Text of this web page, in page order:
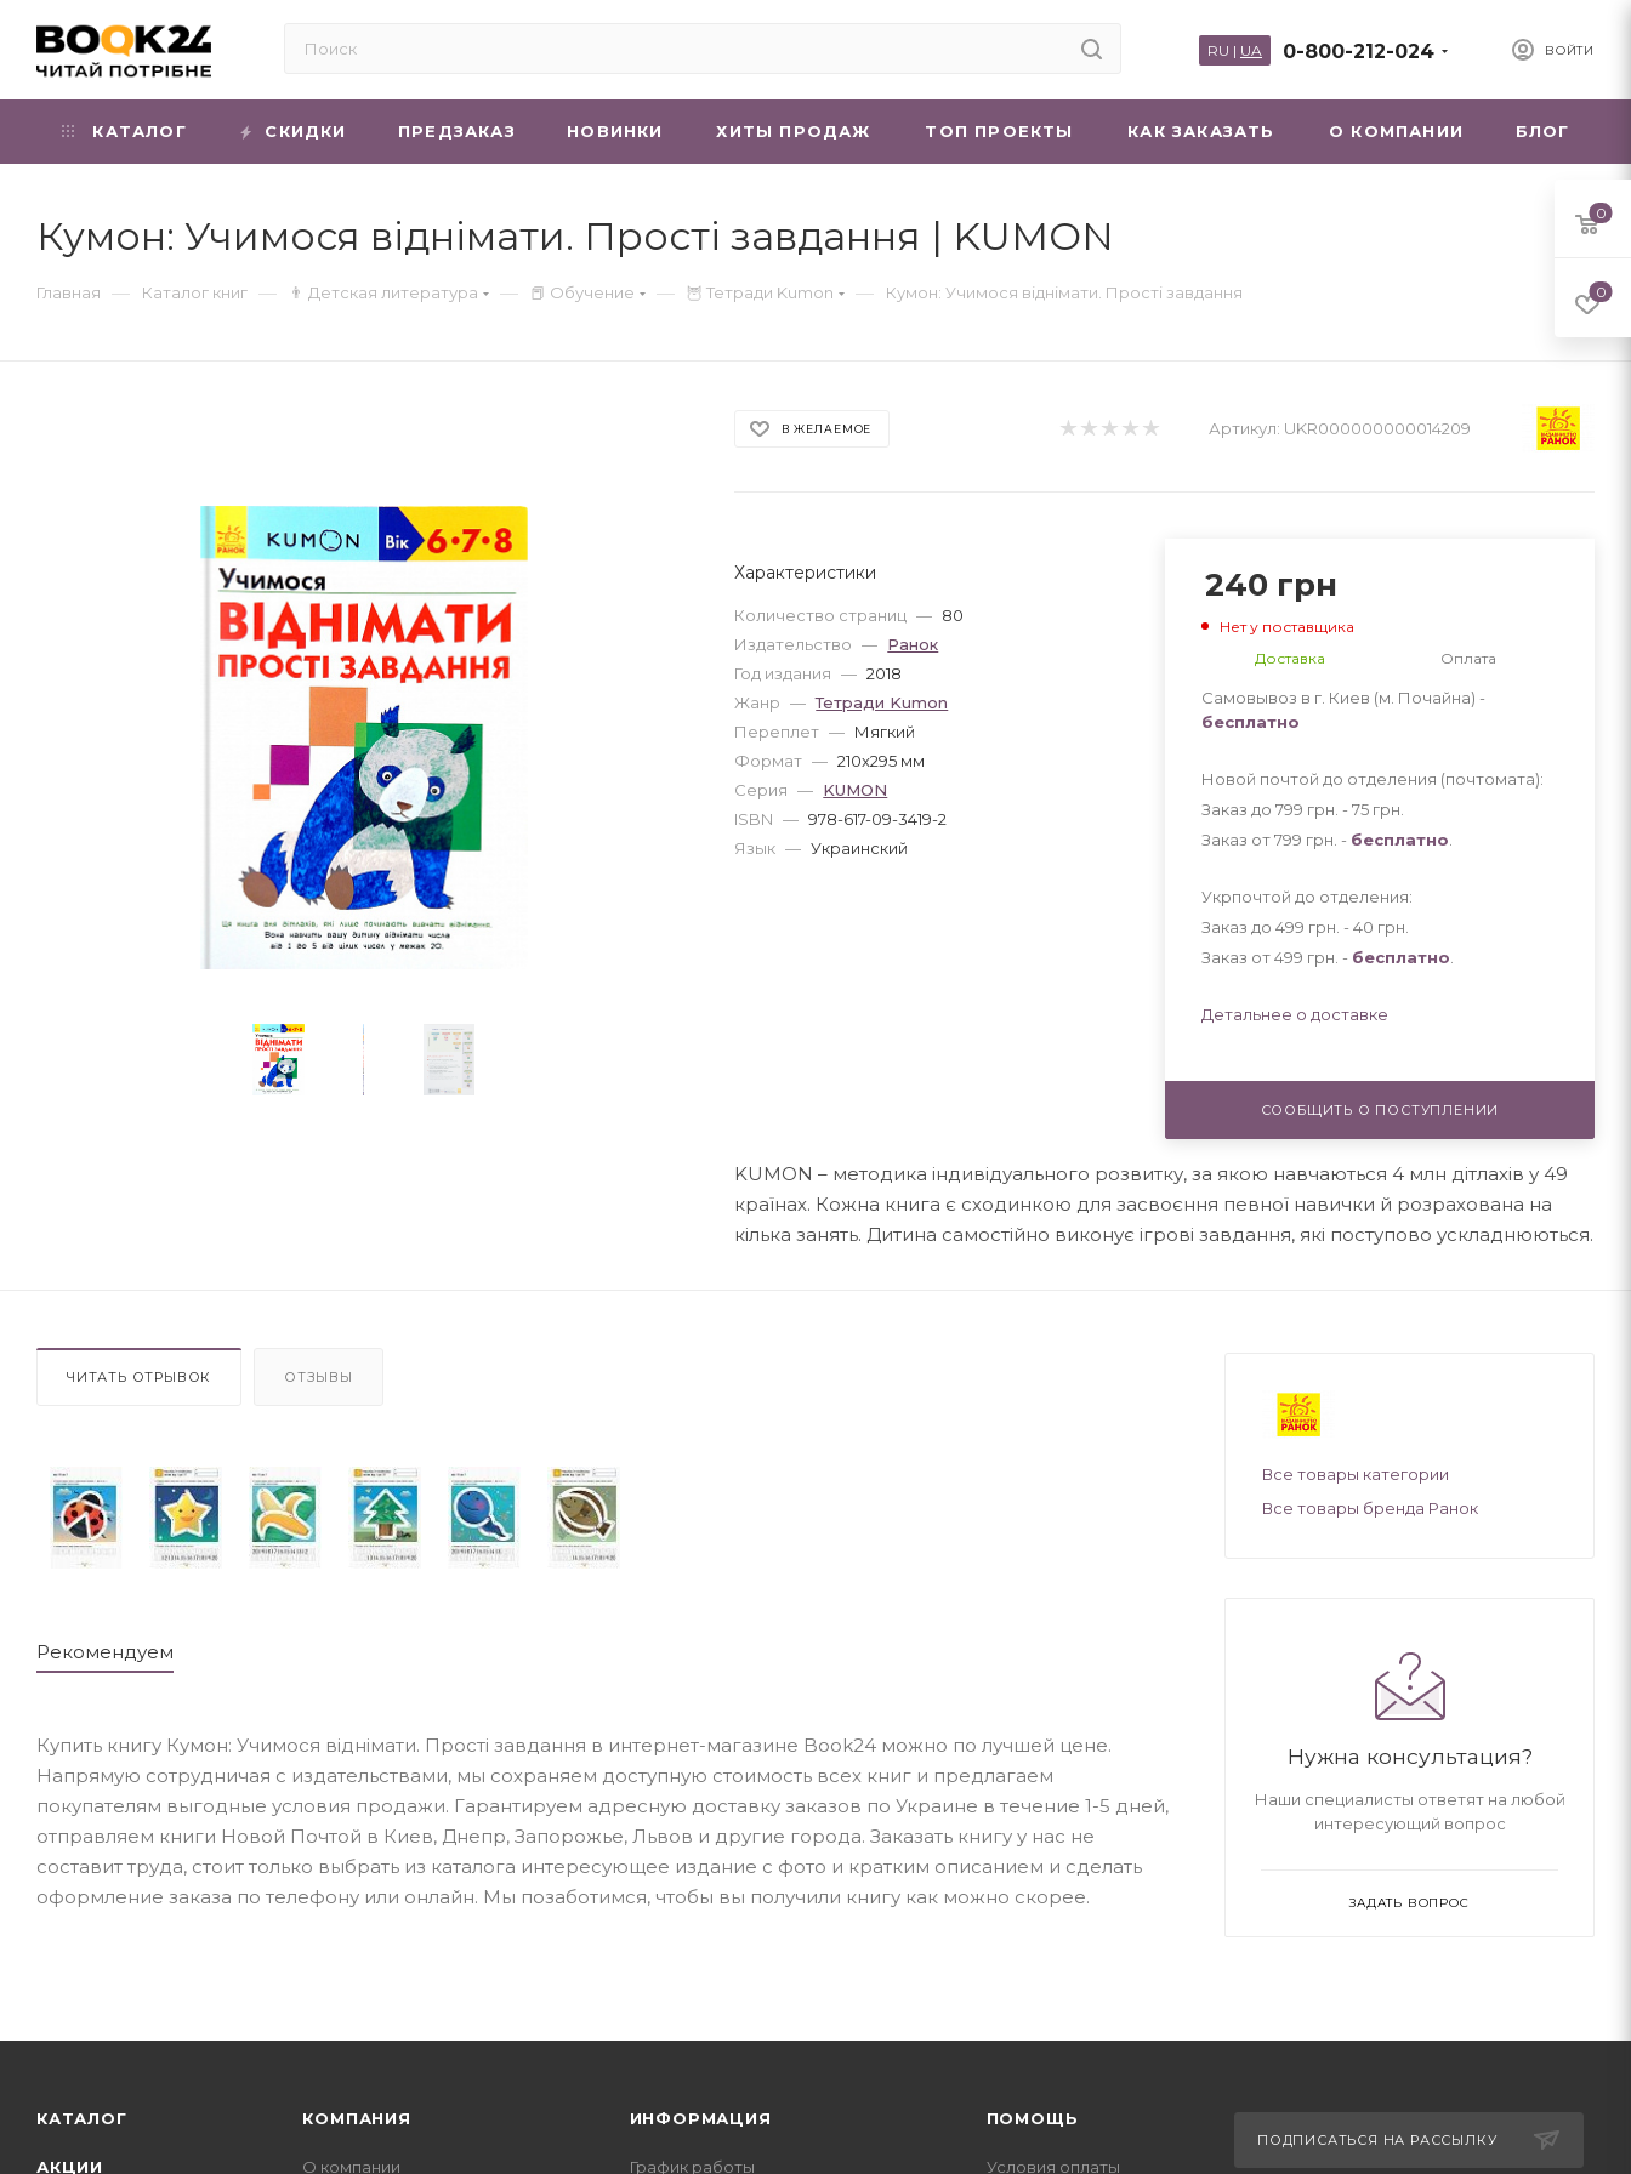
ВОЙТИ
0-800-212-024
RU | UA
КАТАЛОГ СКИДКИ ПРЕДЗАКАЗ НОВИНКИ ХИТЫ ПРОДАЖ ТОП ПРОЕКТЫ КАК ЗАКАЗАТЬ О КОМПАНИИ БЛОГ
Кумон: Учимося віднімати. Прості завдання | KUMON
Главная — Каталог книг — 👨 Детская литература — 📕 Обучение — 🦉 Тетради Kumon — Кумон: Учимося віднімати. Прості завдання
В ЖЕЛАЕМОЕ Артикул: UKR000000000014209
Характеристики
Количество страниц — 80
Издательство — Ранок
Год издания — 2018
Жанр — Тетради Kumon
Переплет — Мягкий
Формат — 210x295 мм
Серия — KUMON
ISBN — 978-617-09-3419-2
Язык — Украинский
240 грн
Нет у поставщика
Доставка
Оплата
Самовывоз в г. Киев (м. Почайна) -
бесплатно
Новой почтой до отделения (почтомата):
Заказ до 799 грн. - 75 грн
Заказ от 799 грн. - бесплатно
Укрпочтой до отделения:
Заказ до 499 грн. - 40 грн
Заказ от 499 грн. - бесплатно
Детальнее о доставке
СООБЩИТЬ О ПОСТУПЛЕНИИ
KUMON – методика індивідуального розвитку, за якою навчаються 4 млн дітлахів у 49
країнах. Кожна книга є сходинкою для засвоєння певної навички й розрахована на
кілька занять. Дитина самостійно виконує ігрові завдання, які поступово ускладнюються.
ЧИТАТЬ ОТРЫВОК ОТЗЫВЫ
Рекомендуем
Купить книгу Кумон: Учимося віднімати. Прості завдання в интернет-магазине Book24 можно по лучшей цене.
Напрямую сотрудничая с издательствами, мы сохраняем доступную стоимость всех книг и предлагаем
покупателям выгодные условия продажи. Гарантируем адресную доставку заказов по Украине в течение 1-5 дней,
отправляем книги Новой Почтой в Киев, Днепр, Запорожье, Львов и другие города. Заказать книгу у нас не
составит труда, стоит только выбрать из каталога интересующее издание с фото и кратким описанием и сделать
оформление заказа по телефону или онлайн. Мы позаботимся, чтобы вы получили книгу как можно скорее.
Все товары категории
Все товары бренда Ранок
Нужна консультация?
Наши специалисты ответят на любой
интересующий вопрос
ЗАДАТЬ ВОПРОС
КАТАЛОГ
АКЦИИ
КОМПАНИЯ
О компании
ИНФОРМАЦИЯ
График работы
ПОМОЩЬ
Условия оплаты
ПОДПИСАТЬСЯ НА РАССЫЛКУ
0
0